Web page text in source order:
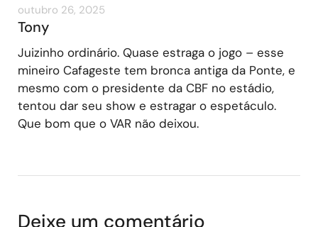
outubro 26, 2025
Tony
Juizinho ordinário. Quase estraga o jogo – esse
mineiro Cafageste tem bronca antiga da Ponte, e
mesmo com o presidente da CBF no estádio,
tentou dar seu show e estragar o espetáculo.
Que bom que o VAR não deixou.
Deixe um comentário